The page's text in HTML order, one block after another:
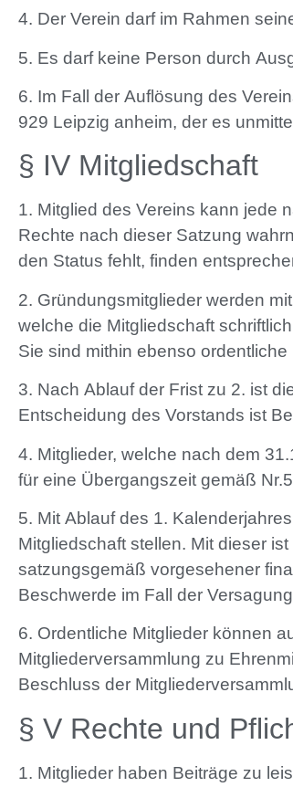
4. Der Verein darf im Rahmen
5. Es darf keine Person durch
6. Im Fall der Auflösung des
929 Leipzig anheim, der es
§ IV Mitgliedschaft
1. Mitglied des Vereins kann jede
Rechte nach dieser Satzung
den Status fehlt, finden
2. Gründungsmitglieder werden
welche die Mitgliedschaft
Sie sind mithin ebenso ordentliche
3. Nach Ablauf der Frist zu 2. ist
Entscheidung des Vorstands ist
4. Mitglieder, welche nach dem
für eine Übergangszeit gemäß
5. Mit Ablauf des 1.
Mitgliedschaft stellen. Mit dieser
satzungsgemäß vorgesehener
Beschwerde im Fall der
6. Ordentliche Mitglieder können
Mitgliederversammlung zu
Beschluss der
§ V Rechte und
1. Mitglieder haben Beiträge zu